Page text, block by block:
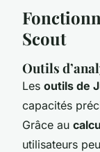
Scout
Outils
Les outils de
capacités
Grâce au
utilisateurs